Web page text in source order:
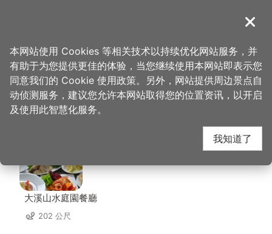
導覽
首页 > 想去的地方 > 住宿 > 人客旅馆
人客旅馆 周边店家
大溪山水庭園餐廳
202 公尺
关闭
本网站使用 Cookies 等相关技术以持续优化网站服务，并
有助于为您提供更佳的体验，当您继续使用本网站即表示您
同意我们的 Cookie 使用政策。另外，网站提供周边景点自
动侦测服务，建议您允许本网站取得您的位置资讯，以开启
及使用此智慧化服务。
我知道了